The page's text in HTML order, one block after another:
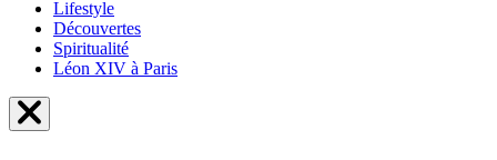
Lifestyle
Découvertes
Spiritualité
Léon XIV à Paris